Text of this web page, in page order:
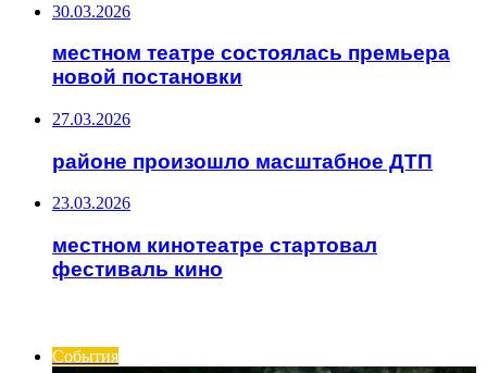
30.03.2026
местном театре состоялась премьера
новой постановки
27.03.2026
районе произошло масштабное ДТП
23.03.2026
местном кинотеатре стартовал
фестиваль кино
События